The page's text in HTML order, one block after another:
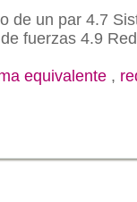
de un par 4.7
fuerzas 4.9
equivalente ,